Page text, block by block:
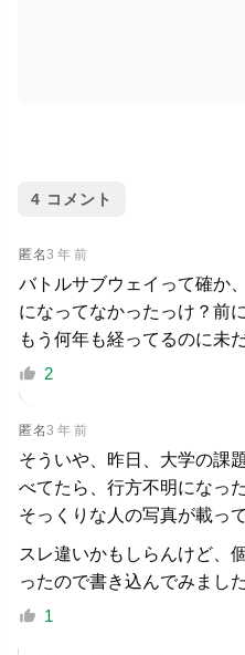
4 コメント
匿名3 年 前
バトルサブウェイって確か
になってなかったっけ？前
もう何年も経ってるのに未
2
匿名3 年 前
そういや、昨日、大学の課
べてたら、行方不明になっ
そっくりな人の写真が載って
スレ違いかもしらんけど、
ったので書き込んでみました
1